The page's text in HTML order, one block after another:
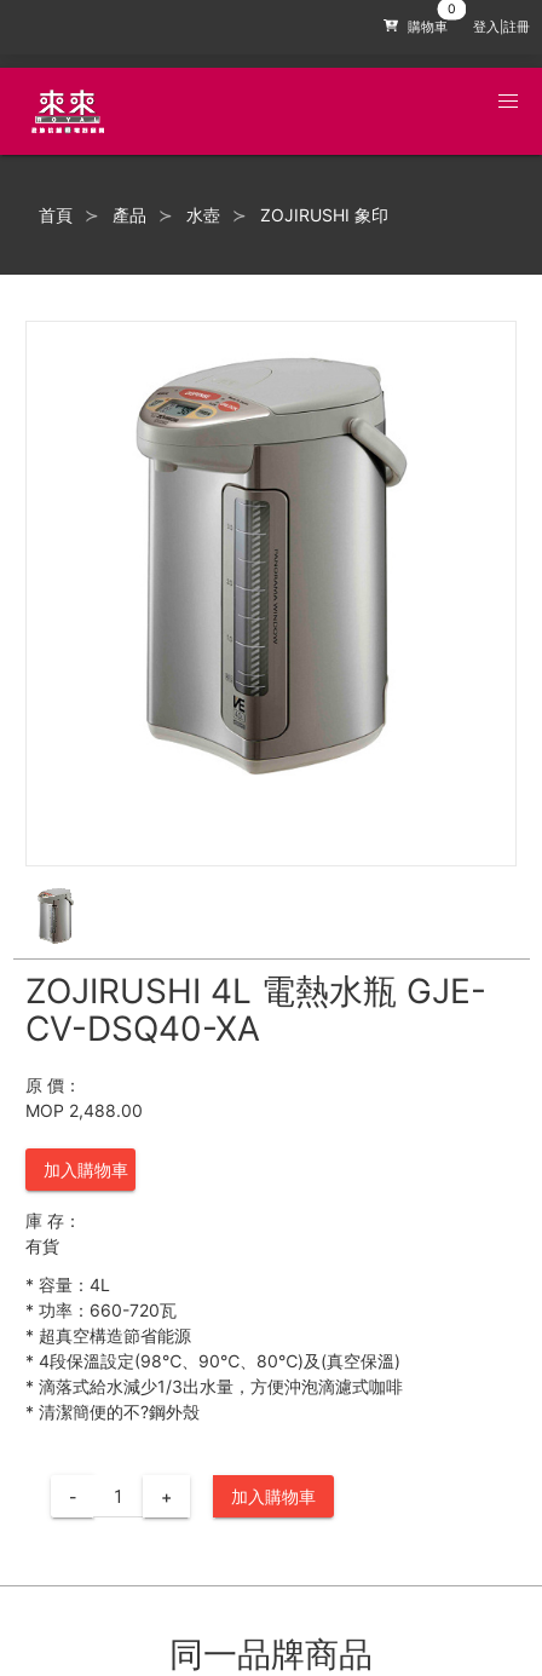
購物車 登入|註冊
首頁 產品 水壺 ZOJIRUSHI 象印
ZOJIRUSHI 4L 電熱水瓶 GJE-
CV-DSQ40-XA
原 價：
MOP 2,488.00
加入購物車
庫 存：
有貨
* 容量：4L
* 功率：660-720瓦
* 超真空構造節省能源
* 4段保溫設定(98℃、90℃、80℃)及(真空保溫)
* 滴落式給水減少1/3出水量，方便沖泡滴濾式咖啡
* 清潔簡便的不?鋼外殼
- + 加入購物車
同一品牌商品